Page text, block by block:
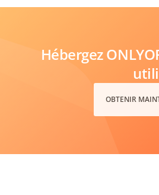
Hébergez
OBTENIR